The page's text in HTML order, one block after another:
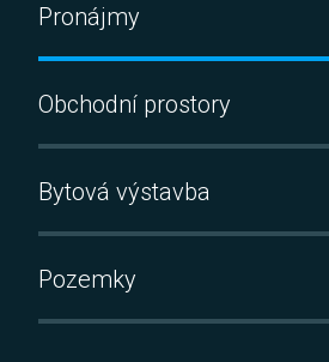
Pronájmy
Obchodní prostory
Bytová výstavba
Pozemky